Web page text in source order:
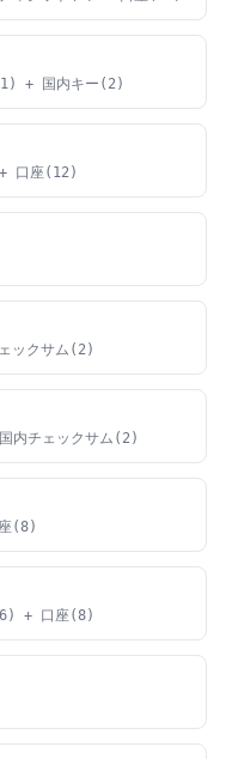
+ 国内キー(2)
口座(12)
ックサム(2)
チェックサム(2)
(8)
+ 口座(8)